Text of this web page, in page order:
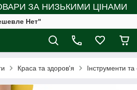
ЗА НИЗЬКИМИ ЦІНАМИ
Нет"
Краса та здоров'я Інструменти